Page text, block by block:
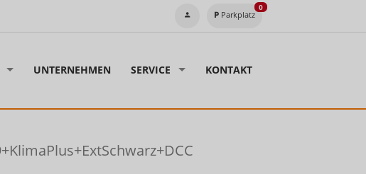
Parkplatz
0
UNTERNEHMEN SERVICE KONTAKT